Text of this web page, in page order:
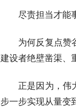
尽责担当才能
为何反复点赞
建设者绝壁凿渠、
正是因为，伟
步一步实现从量变